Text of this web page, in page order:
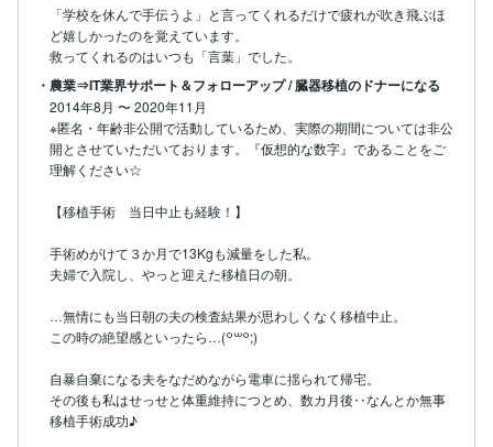
「学校を休んで手伝うよ」と言ってくれるだけで疲れが吹き飛ぶほ
ど嬉しかったのを覚えています。
・農業⇒IT業界サポート＆フォローアップ / 臓器移植のドナーになる
2014年8月 〜2020年11月
※匿名・年齢非公開で活動しているため、実際の期間については非公
開とさせていただいております。『仮想的な数字』であることをご
理解ください☆
【移植手術　当日中止も経験！】
手術めがけて３か月で13Kgも減量をした私。
夫婦で入院し、やっと迎えた移植日の朝。
…無情にも当日朝の夫の検査結果が思わしくなく移植中止。
この時の絶望感といったら…(꒪꒳꒪;)
自暴自棄になる夫をなだめながら電車に揺られて帰宅。
その後も私はせっせと体重維持につとめ、数カ月後‥なんとか無事
移植手術成功♪